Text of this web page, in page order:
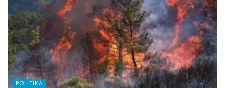
POLITIKA